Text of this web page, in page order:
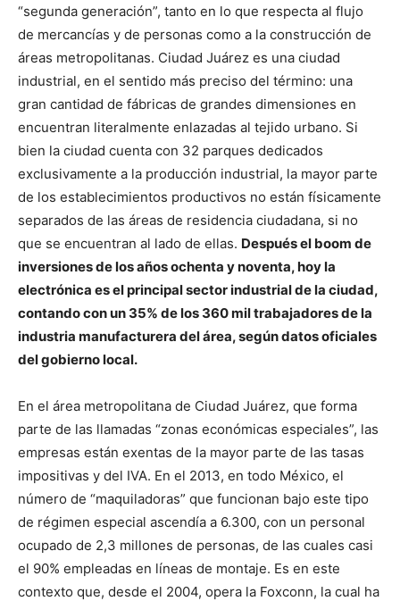
“segunda generación”, tanto en lo que respecta al flujo
de mercancías y de personas como a la construcción de
áreas metropolitanas. Ciudad Juárez es una ciudad
industrial, en el sentido más preciso del término: una
gran cantidad de fábricas de grandes dimensiones en
encuentran literalmente enlazadas al tejido urbano. Si
bien la ciudad cuenta con 32 parques dedicados
exclusivamente a la producción industrial, la mayor parte
de los establecimientos productivos no están físicamente
separados de las áreas de residencia ciudadana, si no
que se encuentran al lado de ellas. Después el boom de
inversiones de los años ochenta y noventa, hoy la
electrónica es el principal sector industrial de la ciudad,
contando con un 35% de los 360 mil trabajadores de la
industria manufacturera del área, según datos oficiales
del gobierno local.
En el área metropolitana de Ciudad Juárez, que forma
parte de las llamadas “zonas económicas especiales”, las
empresas están exentas de la mayor parte de las tasas
impositivas y del IVA. En el 2013, en todo México, el
número de “maquiladoras” que funcionan bajo este tipo
de régimen especial ascendía a 6.300, con un personal
ocupado de 2,3 millones de personas, de las cuales casi
el 90% empleadas en líneas de montaje. Es en este
contexto que, desde el 2004, opera la Foxconn, la cual ha